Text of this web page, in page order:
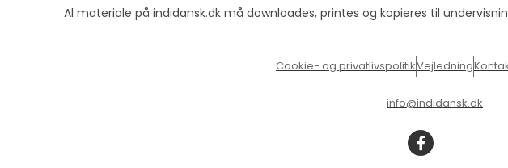
Al materiale på indidansk.dk må downloades, printes og kopieres til
Cookie- og privatlivspolitikVejledning
info@indidansk.dk